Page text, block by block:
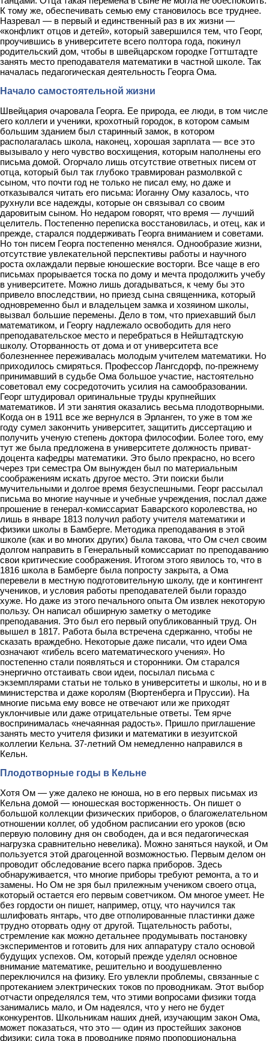
К тому же, обеспечивать семью ему становилось все труднее.
Назревал — в первый и единственный раз в их жизни —
«конфликт отцов и детей», который завершился тем, что Георг,
проучившись в университете всего полтора года, покинул
родительский дом, чтобы в швейцарском городке Готтштадте
занять место преподавателя математики в частной школе. Так
началась педагогическая деятельность Георга Ома.
Начало самостоятельной жизни
Швейцария очаровала Георга. Ее природа, ее люди, в том числе
его коллеги и ученики, крохотный городок, в котором самым
большим зданием был старинный замок, в котором
располагалась школа, наконец, хорошая зарплата — все это
вызывало у него чувство восхищения, которым наполнены его
письма домой. Огорчало лишь отсутствие ответных писем от
отца, который был так глубоко травмирован размолвкой с
сыном, что почти год не только не писал ему, но даже и
отказывался читать его письма: Иоганну Ому казалось, что
рухнули все надежды, которые он связывал со своим
даровитым сыном. Но недаром говорят, что время — лучший
целитель. Постепенно переписка восстановилась, и отец, как и
прежде, старался поддерживать Георга вниманием и советами.
Но тон писем Георга постепенно менялся. Однообразие жизни,
отсутствие увлекательной перспективы работы и научного
роста охлаждали первые юношеские восторги. Все чаще в его
письмах прорывается тоска по дому и мечта продолжить учебу
в университете. Можно лишь догадываться, к чему бы это
привело впоследствии, но приезд сына священника, который
одновременно был и владельцем замка и хозяином школы,
вызвал большие перемены. Дело в том, что приехавший был
математиком, и Георгу надлежало освободить для него
преподавательское место и перебраться в Нейштадтскую
школу. Оторванность от дома и от университета все
болезненнее переживалась молодым учителем математики. Но
приходилось смиряться. Профессор Лангсдорф, по-прежнему
принимавший в судьбе Ома большое участие, настоятельно
советовал ему сосредоточить усилия на самообразовании.
Георг штудировал оригинальные труды крупнейших
математиков. И эти занятия оказались весьма плодотворными.
Когда он в 1911 все же вернулся в Эрланген, то уже в том же
году сумел закончить университет, защитить диссертацию и
получить ученую степень доктора философии. Более того, ему
тут же была предложена в университете должность приват-
доцента кафедры математики. Это было прекрасно, но всего
через три семестра Ом вынужден был по материальным
соображениям искать другое место. Эти поиски были
мучительными и долгое время безуспешными. Георг рассылал
письма во многие научные и учебные учреждения, послал даже
прошение в генерал-комиссариат Баварского королевства, но
лишь в январе 1813 получил работу учителя математики и
физики школы в Бамберге. Методика преподавания в этой
школе (как и во многих других) была такова, что Ом счел своим
долгом направить в Генеральный комиссариат по преподаванию
свои критические соображения. Итогом этого явилось то, что в
1816 школа в Бамберге была попросту закрыта, а Ома
перевели в местную подготовительную школу, где и контингент
учеников, и условия работы преподавателей были гораздо
хуже. Но даже из этого печального опыта Ом извлек некоторую
пользу. Он написал обширную заметку о методике
преподавания. Это был его первый опубликованный труд. Он
вышел в 1817. Работа была встречена сдержанно, чтобы не
сказать враждебно. Некоторые даже писали, что идеи Ома
означают «гибель всего математического учения». Но
постепенно стали появляться и сторонники. Ом старался
энергично отстаивать свои идеи, посылал письма с
экземплярами статьи не только в университеты и школы, но и в
министерства и даже королям (Вюртенберга и Пруссии). На
многие письма ему вовсе не отвечают или же приходят
уклончивые или даже отрицательные ответы. Тем ярче
воспринималась «нечаянная радость». Пришло приглашение
занять место учителя физики и математики в иезуитской
коллегии Кельна. 37-летний Ом немедленно направился в
Кельн.
Плодотворные годы в Кельне
Хотя Ом — уже далеко не юноша, но в его первых письмах из
Кельна домой — юношеская восторженность. Он пишет о
большой коллекции физических приборов, о благожелательном
отношении коллег, об удобном расписании его уроков (всю
первую половину дня он свободен, да и вся педагогическая
нагрузка сравнительно невелика). Можно заняться наукой, и Ом
пользуется этой драгоценной возможностью. Первым делом он
проводит обследование всего парка приборов. Здесь
обнаруживается, что многие приборы требуют ремонта, а то и
замены. Но Ом не зря был прилежным учеником своего отца,
который остается его первым советчиком. Ом многое умеет. Не
без гордости он пишет, например, отцу, что научился так
шлифовать янтарь, что две отполированные пластинки даже
трудно оторвать одну от другой. Тщательность работы,
стремление как можно детальнее продумывать постановку
экспериментов и готовить для них аппаратуру стало основой
будущих успехов. Ом, который прежде уделял основное
внимание математике, решительно и воодушевленно
переключился на физику. Его увлекли проблемы, связанные с
протеканием электрических токов по проводникам. Этот выбор
отчасти определялся тем, что этими вопросами физики тогда
занимались мало, и Ом надеялся, что у него не будет
конкурентов. Школьникам наших дней, изучающим закон Ома,
может показаться, что это — один из простейших законов
физики: сила тока в проводнике прямо пропорциональна